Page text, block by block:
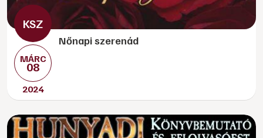
MÁRC
08
2024
Nőnapi szerenád